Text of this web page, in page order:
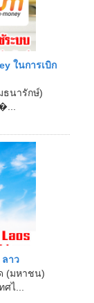
ในการเบิก
ธนารักษ์)
ลาว
(มหาชน)
ไ...